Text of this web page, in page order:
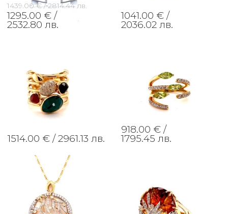
1439.00 € / 2814.44 лв.
1295.00 € /
2532.80 лв.
1041.00 € /
2036.02 лв.
1514.00 € / 2961.13 лв.
918.00 € /
1795.45 лв.